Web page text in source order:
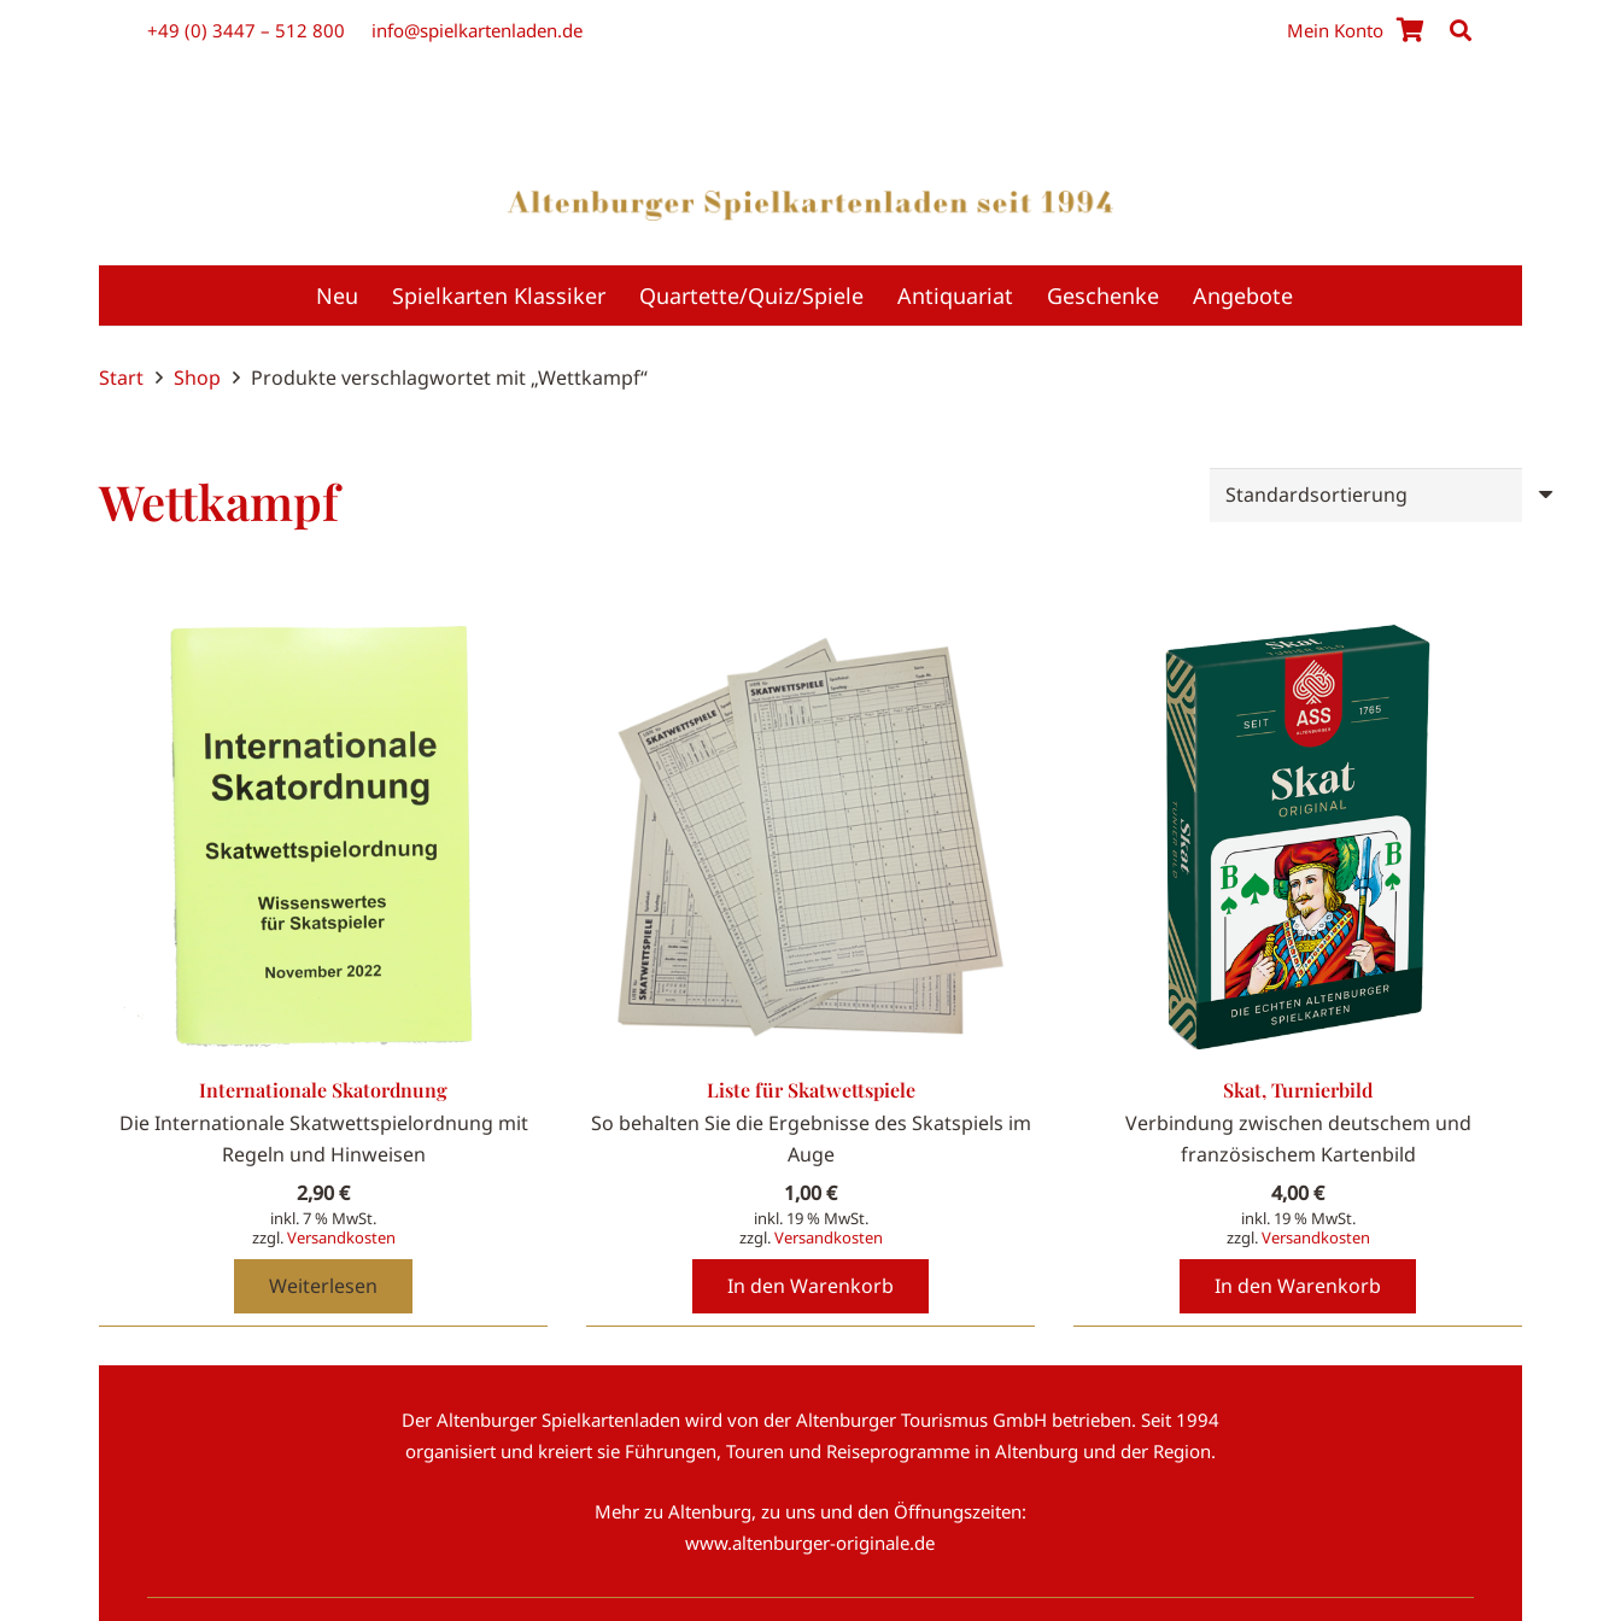
+49 (0) 3447 – 512 800 info@spielkartenladen.de Mein Konto
Neu Spielkarten Klassiker Quartette/Quiz/Spiele Antiquariat Geschenke Angebote
Start Shop Produkte verschlagwortet mit „Wettkampf“
Wettkampf
Internationale Skatordnung
Die Internationale Skatwettspielordnung mit
Regeln und Hinweisen
2,90€
inkl. 7 % MwSt.
zzgl.Versandkosten
Weiterlesen
Liste für Skatwettspiele
So behalten Sie die Ergebnisse des Skatspiels im
Auge
1,00€
inkl. 19 % MwSt.
zzgl.Versandkosten
In den Warenkorb
Skat, Turnierbild
Verbindung zwischen deutschem und
französischem Kartenbild
4,00€
inkl. 19 % MwSt.
zzgl.Versandkosten
In den Warenkorb
Der Altenburger Spielkartenladen wird von der Altenburger Tourismus GmbH betrieben. Seit 1994
organisiert und kreiert sie Führungen, Touren und Reiseprogramme in Altenburg und der Region.
Mehr zu Altenburg, zu uns und den Öffnungszeiten:
www.altenburger-originale.de